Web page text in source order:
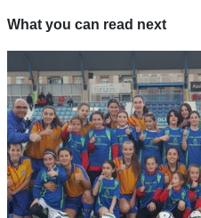
What you can read next